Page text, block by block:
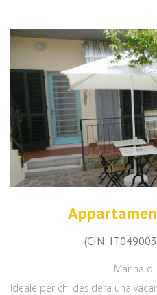
(CIN:
Marina
Ideale per chi desidera una